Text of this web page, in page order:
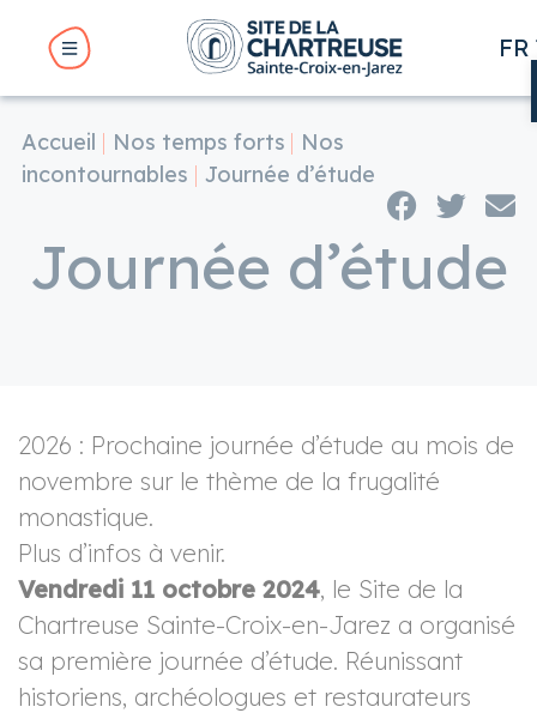
( LE SITE )
( VOTRE VISITE )
( NOS RENDEZ-VOUS )
FR
Accueil Nos temps forts
Nos
incontournables
Journée d’étude
Journée d’étude
2026 : Prochaine journée d’étude au mois de
novembre sur le thème de la frugalité
monastique.
Plus d’infos à venir.
Vendredi 11 octobre 2024, le Site de la
Chartreuse Sainte-Croix-en-Jarez a organisé
sa première journée d’étude. Réunissant
historiens, archéologues et restaurateurs
Panneau de gestion des cookies